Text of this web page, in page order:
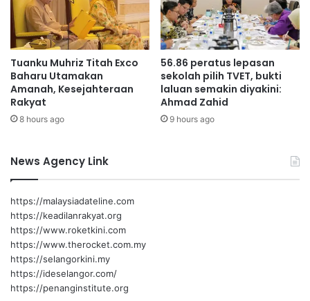
a
a
n
S
e
i
m
b
g
k
n
T
e
k
a
n
a
A
n
g
g
o
t
a
B
o
a
S
e
d
u
n
i
a
2
Tuanku Muhriz Titah Exco
Baharu Utamakan
Amanah, Kesejahteraan
Rakyat
8 hours ago
56.86 peratus lepasan
sekolah pilih TVET, bukti
laluan semakin diyakini:
Ahmad Zahid
9 hours ago
News Agency Link
https://malaysiadateline.com
https://keadilanrakyat.org
https://www.roketkini.com
https://www.therocket.com.my
https://selangorkini.my
https://ideselangor.com/
https://penanginstitute.org